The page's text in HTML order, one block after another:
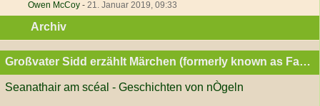
Owen McCoy - 21. Januar 2019, 09:33
Archiv
Großvater Sidd erzählt Märchen (formerly known as Fantasy Sim)
Seanathair am scéal - Geschichten von nÒgeln